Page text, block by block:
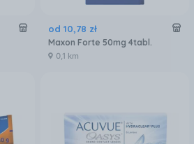
od 10,78 zł
Maxon Forte 50mg 4tabl.
0,1 km